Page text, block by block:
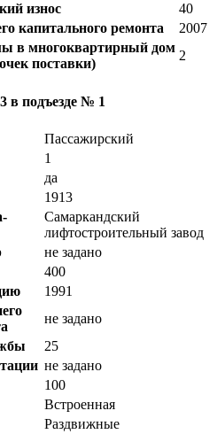
износ
40
капитального ремонта
2007
в многоквартирный дом
поставки)
2
в подъезде № 1
Пассажирский
1
да
1913
Самаркандский
лифтостроительный завод
не задано
400
1991
не задано
25
не задано
100
Встроенная
Раздвижные